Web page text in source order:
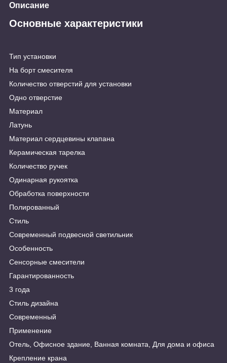
Описание
Основные характеристики
Тип установки
На борт смесителя
Количество отверстий для установки
Одно отверстие
Материал
Латунь
Материал сердцевины клапана
Керамическая тарелка
Количество ручек
Одинарная рукоятка
Обработка поверхности
Полированный
Стиль
Современный подвесной светильник
Особенность
Сенсорные смесители
Гарантированность
3 года
Стиль дизайна
Современный
Применение
Отель, Офисное здание, Ванная комната, Для дома и офиса
Крепление крана